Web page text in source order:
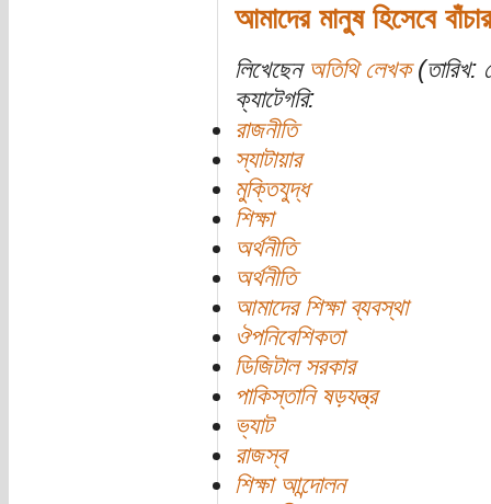
আমাদের মানুষ হিসেবে
লিখেছেন অতিথি লেখক(তারিখ:
ক্যাটেগরি:
রাজনীতি
স্যাটায়ার
মুক্তিযুদ্ধ
শিক্ষা
অর্থনীতি
অর্থনীতি
আমাদের শিক্ষা ব্যবস্থা
ঔপনিবেশিকতা
ডিজিটাল সরকার
পাকিস্তানি ষড়যন্ত্র
ভ্যাট
রাজস্ব
শিক্ষা আন্দোলন